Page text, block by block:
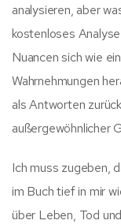
analysieren, aber
kostenloses
Nuancen sich wie
Wahrnehmungen
als Antworten
außergewöhnlicher
Ich muss zugeben,
im Buch tief in mir
über Leben, Tod